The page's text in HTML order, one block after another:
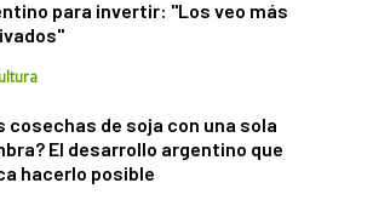
para invertir: "Los veo más
cosechas de soja con una sola
El desarrollo argentino que
hacerlo posible